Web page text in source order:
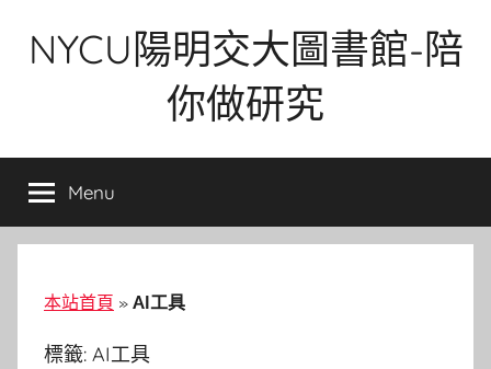
NYCU陽明交大圖書館-陪
你做研究
Menu
本站首頁 » AI工具
標籤: AI工具